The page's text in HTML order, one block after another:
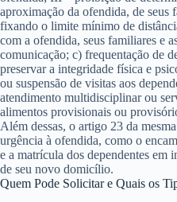
aproximação da ofendida, de seus
fixando o limite mínimo de
com a ofendida, seus familiares e
comunicação; c) frequentação de
preservar a integridade física e
ou suspensão de visitas aos
atendimento multidisciplinar ou
alimentos provisionais ou
Além dessas, o artigo 23 da
urgência à ofendida, como o
e a matrícula dos dependentes em
de seu novo domicílio.
Quem Pode Solicitar e Quais os